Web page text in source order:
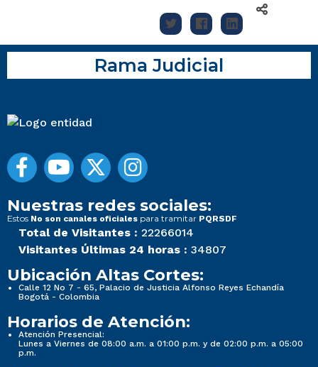
Rama Judicial
Nuestras redes sociales:
Estos No son canales oficiales para tramitar PQRSDF
Total de Visitantes : 22266014
Visitantes Últimas 24 horas : 34807
Ubicación Altas Cortes:
Calle 12 No 7 - 65, Palacio de Justicia Alfonso Reyes Echandía
Bogotá - Colombia
Horarios de Atención:
Atención Presencial:
Lunes a Viernes de 08:00 a.m. a 01:00 p.m. y de 02:00 p.m. a 05:00
p.m.